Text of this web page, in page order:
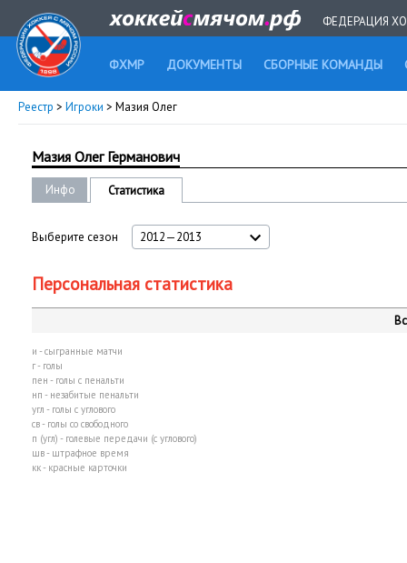
ФЕДЕРАЦИЯ
ФХМР ДОКУМЕНТЫ СБОРНЫЕ КОМАНДЫ
Реестр > Игроки > Мазия Олег
Мазия Олег Германович
Инфо Статистика
Выберите сезон 2012—2013
Персональная статистика
и - сыгранные матчи
г - голы
пен - голы с пенальти
нп - незабитые пенальти
угл - голы с углового
св - голы со свободного
п (угл) - голевые передачи (с углового)
шв - штрафное время
кк - красные карточки